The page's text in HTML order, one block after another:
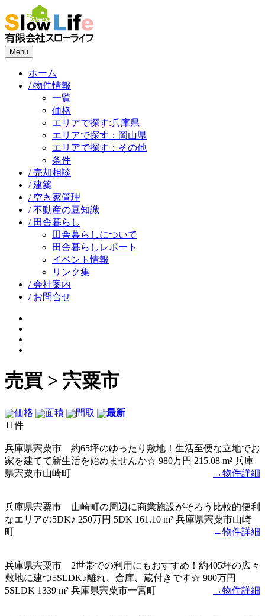
Menu
ホーム
/ 物件情報
一覧
価格
エリアで探す:兵庫県
エリアで探す：岡山県
エリアで探す：その他
条件
/ 売却相談
/ 建築
/ 空き家管理
/ 不動産の豆知識
/ 田舎暮らし
田舎暮らしについて
田舎暮らしレポート
イベント情報
リンク集
/ 会社案内
/ お問合せ
売買 > 宍粟市
価格 面積 間取
最新
11件
兵庫県宍粟市 約65坪のゆったり敷地！生活至便な立地でお
家を建てて新生活を始めませんか☆ 980万円 215.08 m² 兵庫
県宍粟市山崎町
→物件詳細
兵庫県宍粟市 山崎町の周辺に商業施設がそろう比較的便利
なエリアの5DK♪ 250万円 5DK 161.10 m² 兵庫県宍粟市山崎
町
→物件詳細
兵庫県宍粟市 2世帯での利用にもおすすめ！約405坪の広々
敷地に建つ5SLDK♪離れ、倉庫、蔵付きです☆ 980万円
5SLDK 1339 m² 兵庫県宍粟市一宮町 →物件詳細